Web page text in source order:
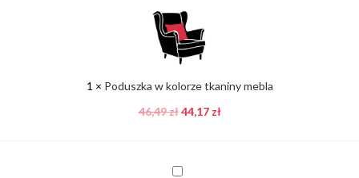
kolorze
tkaniny
mebla
1 × Poduszka w kolorze tkaniny mebla
46,49zł 44,17zł
Płozy